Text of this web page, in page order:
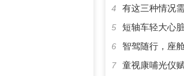
4 有这三种情况需警惕
5 短轴车轻大心脏 赛级
6 智驾随行，座舱随心
7 童视康哺光仪赋能近